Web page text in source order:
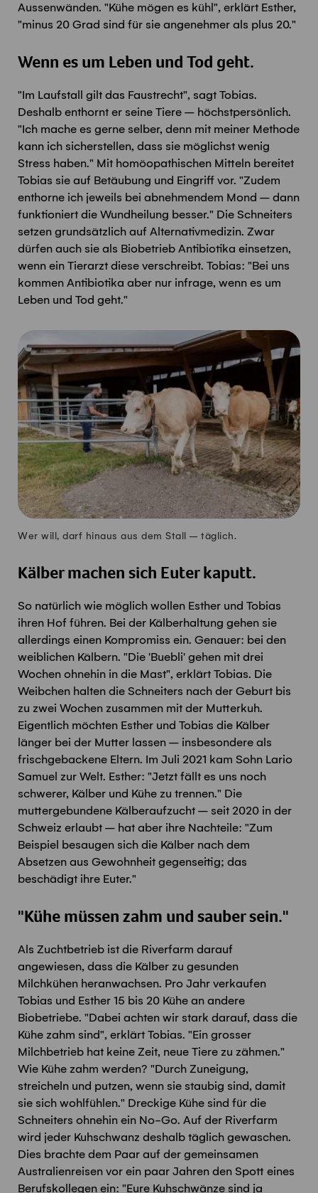
Aussenwänden. "Kühe mögen es kühl", erklärt Esther,
"minus 20 Grad sind für sie angenehmer als plus 20."
Wenn es um Leben und Tod geht.
"Im Laufstall gilt das Faustrecht", sagt Tobias.
Deshalb enthornt er seine Tiere – höchstpersönlich.
"Ich mache es gerne selber, denn mit meiner Methode
kann ich sicherstellen, dass sie möglichst wenig
Stress haben." Mit homöopathischen Mitteln bereitet
Tobias sie auf Betäubung und Eingriff vor. "Zudem
enthorne ich jeweils bei abnehmendem Mond – dann
funktioniert die Wundheilung besser." Die Schneiters
setzen grundsätzlich auf Alternativmedizin. Zwar
dürfen auch sie als Biobetrieb Antibiotika einsetzen,
wenn ein Tierarzt diese verschreibt. Tobias: "Bei uns
kommen Antibiotika aber nur infrage, wenn es um
Leben und Tod geht."
Wer will, darf hinaus aus dem Stall – täglich.
Kälber machen sich Euter kaputt.
So natürlich wie möglich wollen Esther und Tobias
ihren Hof führen. Bei der Kälberhaltung gehen sie
allerdings einen Kompromiss ein. Genauer: bei den
weiblichen Kälbern. "Die 'Buebli' gehen mit drei
Wochen ohnehin in die Mast", erklärt Tobias. Die
Weibchen halten die Schneiters nach der Geburt bis
zu zwei Wochen zusammen mit der Mutterkuh.
Eigentlich möchten Esther und Tobias die Kälber
länger bei der Mutter lassen – insbesondere als
frischgebackene Eltern. Im Juli 2021 kam Sohn Lario
Samuel zur Welt. Esther: "Jetzt fällt es uns noch
schwerer, Kälber und Kühe zu trennen." Die
muttergebundene Kälberaufzucht – seit 2020 in der
Schweiz erlaubt – hat aber ihre Nachteile: "Zum
Beispiel besaugen sich die Kälber nach dem
Absetzen aus Gewohnheit gegenseitig; das
beschädigt ihre Euter."
"Kühe müssen zahm und sauber sein."
Als Zuchtbetrieb ist die Riverfarm darauf
angewiesen, dass die Kälber zu gesunden
Milchkühen heranwachsen. Pro Jahr verkaufen
Tobias und Esther 15 bis 20 Kühe an andere
Biobetriebe. "Dabei achten wir stark darauf, dass die
Kühe zahm sind", erklärt Tobias. "Ein grosser
Milchbetrieb hat keine Zeit, neue Tiere zu zähmen."
Wie Kühe zahm werden? "Durch Zuneigung,
streicheln und putzen, wenn sie staubig sind, damit
sie sich wohlfühlen." Dreckige Kühe sind für die
Schneiters ohnehin ein No-Go. Auf der Riverfarm
wird jeder Kuhschwanz deshalb täglich gewaschen.
Dies brachte dem Paar auf der gemeinsamen
Australienreisen vor ein paar Jahren den Spott eines
Berufskollegen ein: "Eure Kuhschwänze sind ja